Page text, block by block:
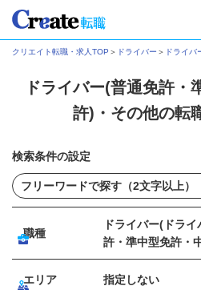
クリエイト転職・求人TOP ＞ ドライバー ＞ ドライバ
ドライバー(普通免許・
許)・その他の転
検索条件の設定
職種
ドライバー(ドラ
許・準中型免許・
エリア 指定しない